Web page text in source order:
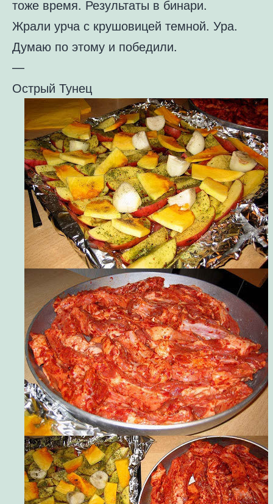
тоже время. Результаты в бинари.
Жрали урча с крушовицей темной. Ура.
Думаю по этому и победили.
—
Острый Тунец